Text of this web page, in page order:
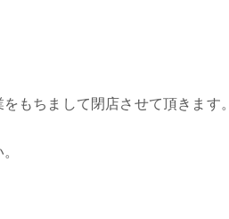
もちまして閉店させて頂きます。